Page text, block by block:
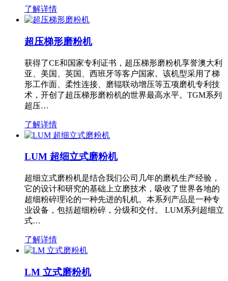
了解详情
超压梯形磨粉机
获得了CE和国家专利证书，超压梯形磨粉机享誉澳大利
亚、美国、英国、西班牙等客户国家。该机型采用了梯
形工作面、柔性连接、磨辊联动增压等五项磨机专利技
术，开创了超压梯形磨粉机的世界最高水平。TGM系列
超压…
了解详情
LUM 超细立式磨粉机
超细立式磨粉机是结合我们公司几年的磨机生产经验，
它的设计和研究的基础上立磨技术，吸收了世界各地的
超细粉碎理论的一种先进的轧机。本系列产品是一种专
业设备，包括超细粉碎，分级和交付。 LUM系列超细立
式…
了解详情
LM 立式磨粉机